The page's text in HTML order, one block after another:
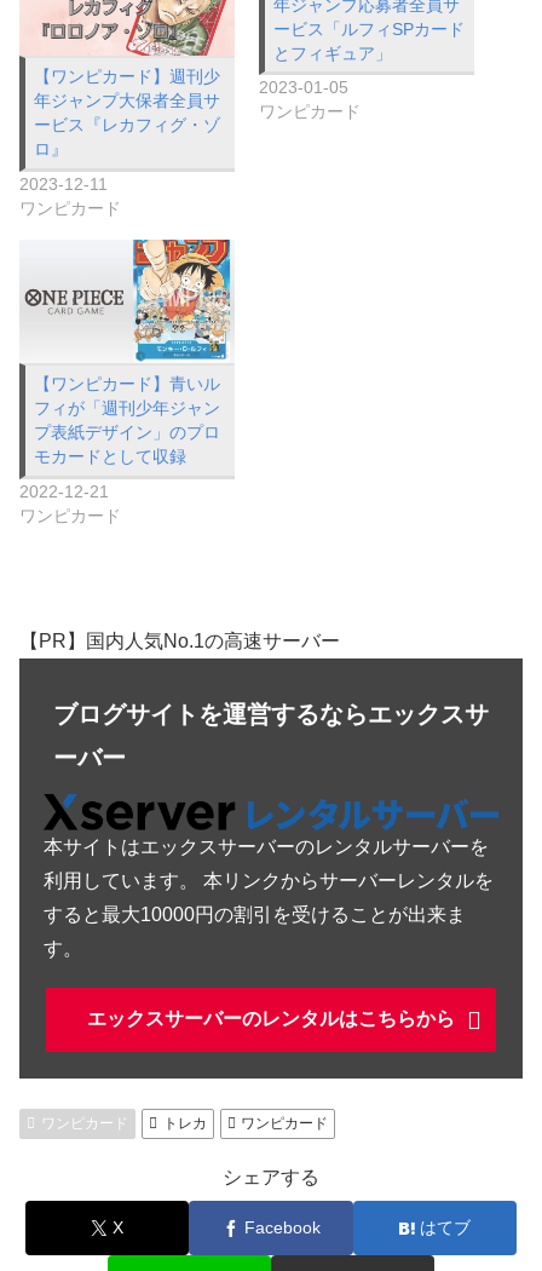
【ワンピカード】週刊少
年ジャンプ大保者全員サ
ービス『レカフィグ・ゾ
ロ』
2023-12-11
ワンピカード
年ジャンプ応募者全員サ
ービス「ルフィSPカード
とフィギュア」
2023-01-05
ワンピカード
【ワンピカード】青いル
フィが「週刊少年ジャン
プ表紙デザイン」のプロ
モカードとして収録
2022-12-21
ワンピカード
【PR】国内人気No.1の高速サーバー
ブログサイトを運営するならエックスサ
ーバー
本サイトはエックスサーバーのレンタルサーバーを
利用しています。 本リンクからサーバーレンタルを
すると最大10000円の割引を受けることが出来ま
す。
エックスサーバーのレンタルはこちらから
ワンピカード トレカ ワンピカード
シェアする
X Facebook はてブ